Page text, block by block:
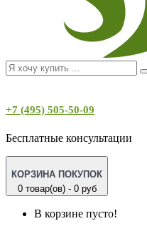
+7 (495) 505-50-09
Бесплатные консультации
КОРЗИНА ПОКУПОК
0 товар(ов) - 0 руб
В корзине пусто!